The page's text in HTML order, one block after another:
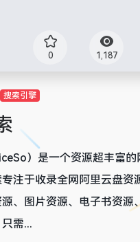
0 1,187
搜索引擎
）是一个资源超丰富的
注于收录全网阿里云盘资
、图片资源、电子书资源
需...